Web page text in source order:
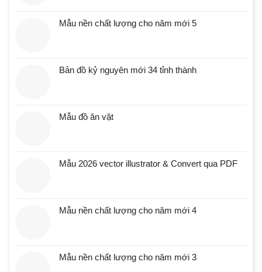
Mẫu nền chất lượng cho năm mới 5
Bản đồ kỷ nguyên mới 34 tỉnh thành
Mẫu đồ ăn vặt
Mẫu 2026 vector illustrator & Convert qua PDF
Mẫu nền chất lượng cho năm mới 4
Mẫu nền chất lượng cho năm mới 3